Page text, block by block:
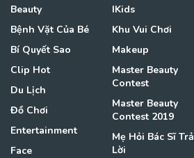
Beauty
Bệnh Vặt Của Bé
Bí Quyết Sao
Clip Hot
Du Lịch
Đồ Chơi
Entertainment
Face
IKids
Khu Vui Chơi
Makeup
Master Beauty
Contest
Master Beauty
Contest 2019
Mẹ Hỏi Bác Sĩ Trả
Lời